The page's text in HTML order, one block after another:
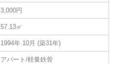
3,000円
57.13㎡
1994年 10月 (築31年)
アパート/軽量鉄骨